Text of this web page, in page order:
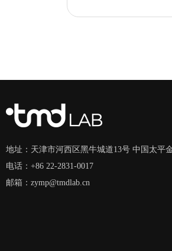
地址： 天津市河西区黑牛城道13号 中国太平
电话： +86 22-2831-0017
邮箱： zymp@tmdlab.cn